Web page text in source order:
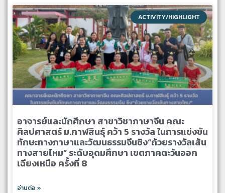
ACTIVITY/HIGHLIGHT
อาจารย์และนักศึกษา สาขาวิชาภาษาจีน คณะ
ศิลปศาสตร์ ม.กาฬสินธุ์ คว้า 5 รางวัล ในการแข่งขัน
ทักษะทางภาษาและวัฒนธรรมจีนชิง“ถ้วยรางวัลเส้น
ทางสายไหม” ระดับอุดมศึกษา เขตภาคตะวันออก
เฉียงเหนือ ครั้งที่ 8
อ่านต่อ »